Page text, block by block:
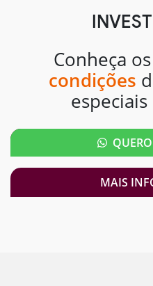
Conheça os
condições
QUERO
MAIS